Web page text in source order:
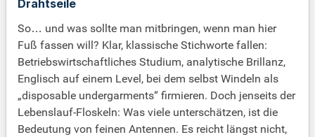
Drahtseile
So… und was sollte man mitbringen, wenn man hier
Fuß fassen will? Klar, klassische Stichworte fallen:
Betriebswirtschaftliches Studium, analytische Brillanz,
Englisch auf einem Level, bei dem selbst Windeln als
„disposable undergarments“ firmieren. Doch jenseits der
Lebenslauf-Floskeln: Was viele unterschätzen, ist die
Bedeutung von feinen Antennen. Es reicht längst nicht,